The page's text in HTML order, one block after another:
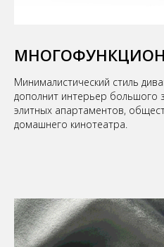
Минималистический стиль
дополнит интерьер большого
элитных апартаментов,
домашнего кинотеатра.